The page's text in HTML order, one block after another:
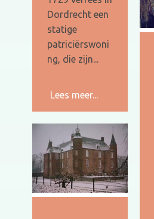
Dordrecht een
statige
patriciërswoni
ng, die zijn...
Lees meer...